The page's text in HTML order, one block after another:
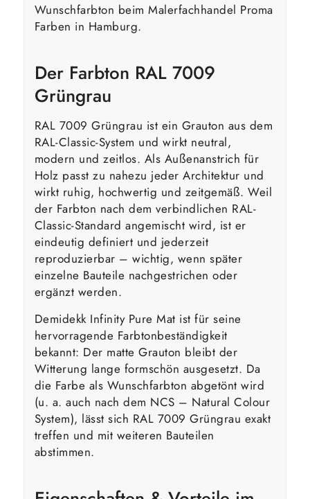
Wunschfarbton beim Malerfachhandel Proma
Farben in Hamburg.
Der Farbton RAL 7009
Grüngrau
RAL 7009 Grüngrau ist ein Grauton aus dem
RAL-Classic-System und wirkt neutral,
modern und zeitlos. Als Außenanstrich für
Holz passt zu nahezu jeder Architektur und
wirkt ruhig, hochwertig und zeitgemäß. Weil
der Farbton nach dem verbindlichen RAL-
Classic-Standard angemischt wird, ist er
eindeutig definiert und jederzeit
reproduzierbar – wichtig, wenn später
einzelne Bauteile nachgestrichen oder
ergänzt werden.
Demidekk Infinity Pure Mat ist für seine
hervorragende Farbtonbeständigkeit
bekannt: Der matte Grauton bleibt der
Witterung lange formschön ausgesetzt. Da
die Farbe als Wunschfarbton abgetönt wird
(u. a. auch nach dem NCS – Natural Colour
System), lässt sich RAL 7009 Grüngrau exakt
treffen und mit weiteren Bauteilen
abstimmen.